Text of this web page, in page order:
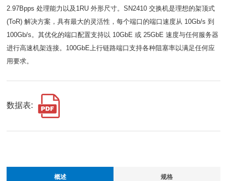
2.97Bpps 处理能力以及1RU 外形尺寸。SN2410 交换机是理想的架顶式
(ToR) 解决方案，具有最大的灵活性，每个端口的端口速度从 10Gb/s 到
100Gb/s。其优化的端口配置支持以 10GbE 或 25GbE 速度与任何服务器
进行高速机架连接。100GbE上行链路端口支持各种阻塞率以满足任何应
用要求。
数据表:
概述 规格